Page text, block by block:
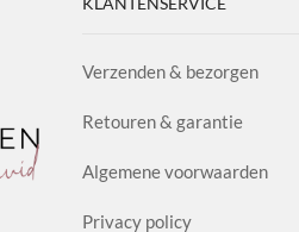
Verzenden & bezorgen
Retouren & garantie
Algemene voorwaarden
Privacy policy